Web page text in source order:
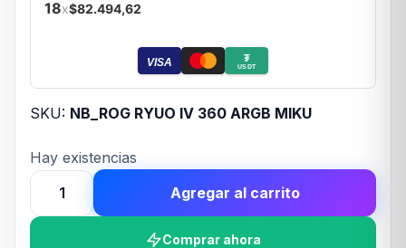
18x$82.494,62
VISA ₮
USDT
SKU: NB_ROG RYUO IV 360 ARGB MIKU
Hay existencias
WATER
COOLER
Agregar al carrito
Comprar ahora